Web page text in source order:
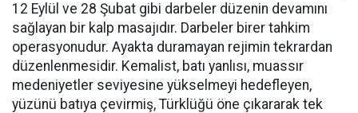
12 Eylül ve 28 Şubat gibi darbeler düzenin devamını
sağlayan bir kalp masajıdır. Darbeler birer tahkim
operasyonudur. Ayakta duramayan rejimin tekrardan
düzenlenmesidir. Kemalist, batı yanlısı, muassır
medeniyetler seviyesine yükselmeyi hedefleyen,
yüzünü batıya çevirmiş, Türklüğü öne çıkararak tek